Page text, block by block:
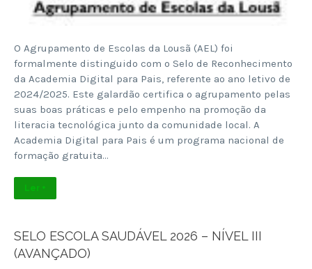
O Agrupamento de Escolas da Lousã (AEL) foi
formalmente distinguido com o Selo de Reconhecimento
da Academia Digital para Pais, referente ao ano letivo de
2024/2025. Este galardão certifica o agrupamento pelas
suas boas práticas e pelo empenho na promoção da
literacia tecnológica junto da comunidade local. A
Academia Digital para Pais é um programa nacional de
formação gratuita…
Ler +
SELO ESCOLA SAUDÁVEL 2026 – NÍVEL III
(AVANÇADO)